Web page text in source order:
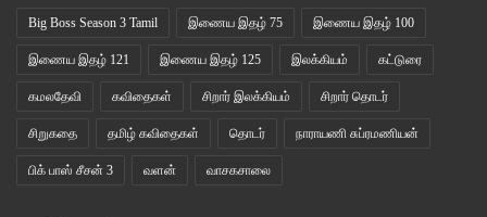
Big Boss Season 3 Tamil இணைய இதழ் 75 இணைய இதழ் 100
இணைய இதழ் 121 இணைய இதழ் 125 இலக்கியம் கட்டுரை
கமலதேவி கவிதைகள் சிறார் இலக்கியம் சிறார் தொடர்
சிறுகதை தமிழ் கவிதைகள் தொடர் நாராயணி சுப்ரமணியன்
பிக் பாஸ் சீசன் 3 வளன் வாசகசாலை